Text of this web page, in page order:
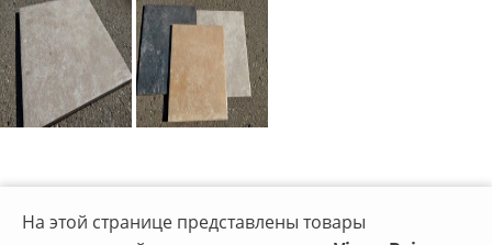
На этой странице представлены товары